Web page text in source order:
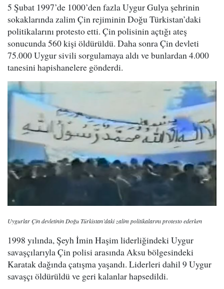
5 Şubat 1997’de 1000’den fazla Uygur Gulya şehrinin
sokaklarında zalim Çin rejiminin Doğu Türkistan’daki
politikalarını protesto etti. Çin polisinin açtığı ateş
sonucunda 560 kişi öldürüldü. Daha sonra Çin devleti
75.000 Uygur sivili sorgulamaya aldı ve bunlardan 4.000
tanesini hapishanelere gönderdi.
Uygurlar Çin devletinin Doğu Türkistan’daki zalim politikalarını protesto ederken
1998 yılında, Şeyh İmin Haşim liderliğindeki Uygur
savaşçılarıyla Çin polisi arasında Aksu bölgesindeki
Karatak dağında çatışma yaşandı. Liderleri dahil 9 Uygur
savaşçı öldürüldü ve geri kalanlar hapsedildi.